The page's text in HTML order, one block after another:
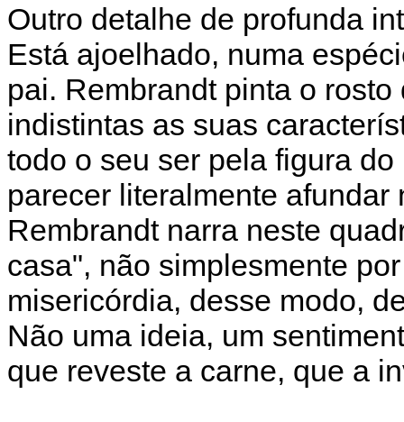
Outro detalhe de profunda
Está ajoelhado, numa
pai. Rembrandt pinta o
indistintas as suas
todo o seu ser pela figura
parecer literalmente afundar
Rembrandt narra neste
casa", não simplesmente
misericórdia, desse modo,
Não uma ideia, um
que reveste a carne, que a